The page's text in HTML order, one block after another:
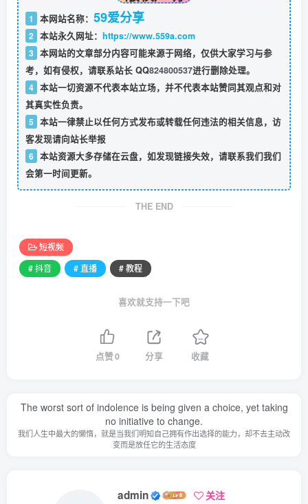
1 本网站名称： 59爱分享
2 本站永久网址： https://www.559a.com
3 本网站的文章部分内容可能来源于网络，仅供大家学习与参
考，如有侵权，请联系站长 QQ824800537进行删除处理。
4 本站一切资源不代表本站立场，并不代表本站赞同其观点和对
其真实性负责。
5 本站一律禁止以任何方式发布或转载任何违法的相关信息，访
客发现请向站长举报
6 本站资源大多存储在云盘，如发现链接失效，请联系我们我们
会第一时间更新。
THE END
短视频
# 抖音
# 直播 # 教程
喜欢就支持一下吧
点赞0 分享 收藏
The worst sort of indolence is being given a choice, yet taking
no initiative to change.
我们人生中最大的懒惰，就是当我们明知自己拥有作出选择的能力，却不去主动改
变而是放任它的生活态度
admin 关注